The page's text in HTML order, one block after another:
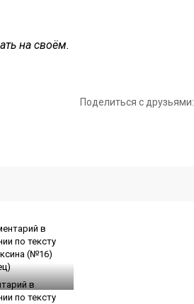
на своём.
Поделиться с друзьями:
в
по тексту